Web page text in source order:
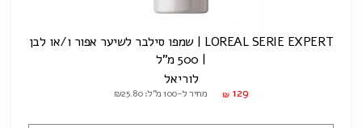
LOREAL SERIE EXPERT | שמפו סילבר לשיער אפור ו/או לבן
| 500 מ"ל
לוריאל
₪ 129 מחיר ל-100 מ"ל: ₪25.80